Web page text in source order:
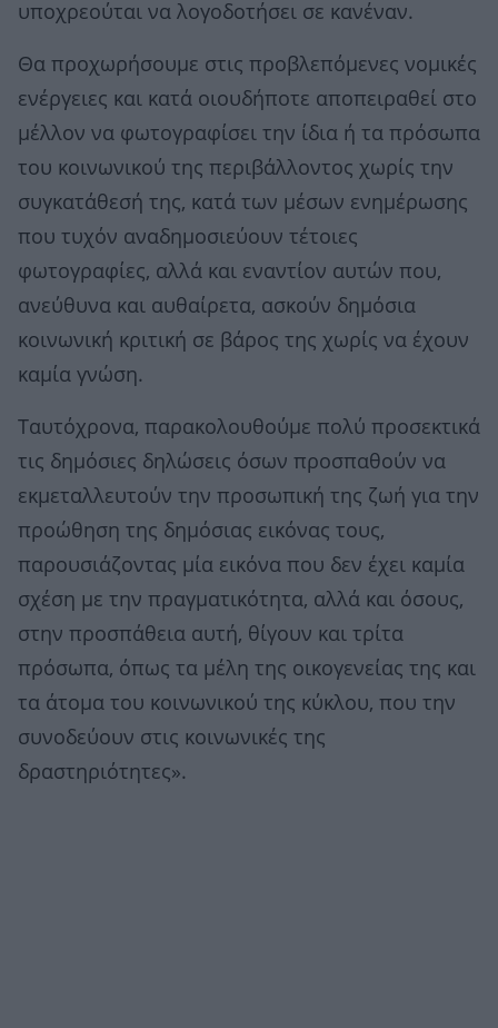
υποχρεούται να λογοδοτήσει σε κανέναν.
Θα προχωρήσουμε στις προβλεπόμενες νομικές
ενέργειες και κατά οιουδήποτε αποπειραθεί στο
μέλλον να φωτογραφίσει την ίδια ή τα πρόσωπα
του κοινωνικού της περιβάλλοντος χωρίς την
συγκατάθεσή της, κατά των μέσων ενημέρωσης
που τυχόν αναδημοσιεύουν τέτοιες
φωτογραφίες, αλλά και εναντίον αυτών που,
ανεύθυνα και αυθαίρετα, ασκούν δημόσια
κοινωνική κριτική σε βάρος της χωρίς να έχουν
καμία γνώση.
Ταυτόχρονα, παρακολουθούμε πολύ προσεκτικά
τις δημόσιες δηλώσεις όσων προσπαθούν να
εκμεταλλευτούν την προσωπική της ζωή για την
προώθηση της δημόσιας εικόνας τους,
παρουσιάζοντας μία εικόνα που δεν έχει καμία
σχέση με την πραγματικότητα, αλλά και όσους,
στην προσπάθεια αυτή, θίγουν και τρίτα
πρόσωπα, όπως τα μέλη της οικογενείας της και
τα άτομα του κοινωνικού της κύκλου, που την
συνοδεύουν στις κοινωνικές της
δραστηριότητες».